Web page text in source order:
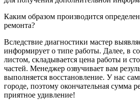
Каким образом производится
ремонта?
Вследствие диагностики мастер
информирует о типе работы. Далее, в
листом, складывается цена работы и
частей. Менеджер озвучивает вам
выполняется восстановление. У нас
городе, поэтому окончательная сумма
приятное удивление!